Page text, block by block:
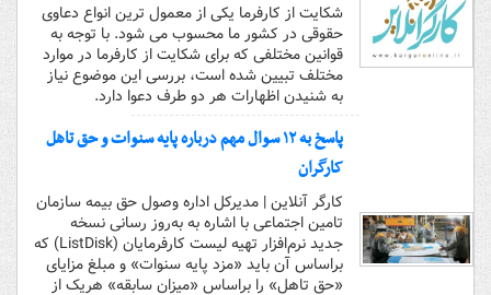
شکایت از کارفرما یکی از معمول ترین انواع دعاوی
حقوقی در کشور ما محسوب می شود. با توجه به
قوانین مختلفی که برای شکایت از کارفرما در موارد
مختلف تبیین شده است، بررسی این موضوع نیاز
به شنیدن اظهارات هر دو طرف دعوا دارد.
پاسخ به ۱۲ سوال مهم درباره پایه سنوات و حق تاهل
کارگران
کارگر آنلاین | مدیرکل اداره‌ وصول حق بیمه سازمان
تامین اجتماعی با اشاره به به‌روز رسانی نسخه
جدید نرم‌افزار تهیه لیست کارفرمایان (ListDisk) که
براساس آن باید «مزد پایه سنوات» و مبلغ مزایای
«حق‌ تاهل» را براساس «میزان سابقه» هریک از